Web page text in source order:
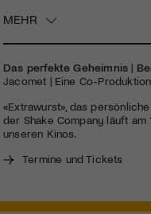
MEHR
Das perfekte Geheimnis |
Jacomet | Eine Co-
«Extrawurst», das
der Shake Company läuft am
unseren Kinos.
Termine und Tickets